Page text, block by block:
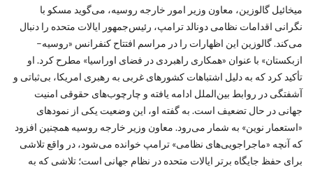
میخائیل گالوزین، معاون وزیر امور خارجه روسیه، می‌گوید مسکو با
نگرانی اقدامات نظامی دونالد ترامپ، رئیس‌جمهور ایالات متحده را دنبال
می‌کند. گالوزین این اظهارات را در مراسم افتتاح کنفرانس «روسیه–
ازبکستان» با عنوان «همکاری راهبردی در فضای اوراسیا» مطرح کرد. او
تأکید کرد که به‌ دلیل اشتباهات کشورهای غربی به رهبری امریکا، بی‌ثباتی و
آشفتگی در روابط بین‌الملل ادامه یافته و چارچوب‌های حقوقی امنیت
جهانی در حال تضعیف است. به گفته او، این وضعیت یکی از نمودهای
«استعمار نوین» به ‌شمار می‌رود. معاون وزیر خارجه روسیه همچنین افزود
که آنچه «ماجراجویی‌های نظامی» ترامپ خوانده می‌شود، در واقع تلاشی
برای حفظ جایگاه برتر ایالات متحده در نظام جهانی است؛ تلاشی که به